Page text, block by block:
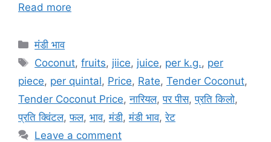
Read more
Categories
मंडी भाव
Tags
Coconut,fruits, jiice, juice, per k.g., per
piece, per quintal, Price, Rate, Tender Coconut,
Tender Coconut Price,नारियल,पर पीस,प्रति किलो,
प्रति क्विंटल,फल, भाव,मंडी,मंडी भाव,रेट
Leave a comment